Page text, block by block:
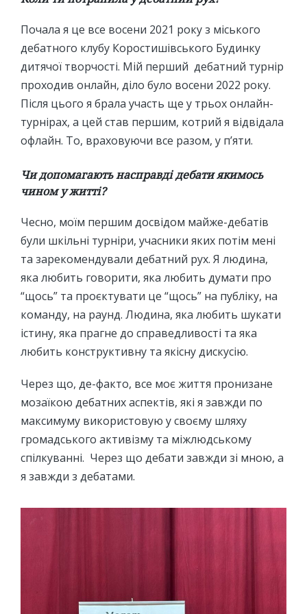
Почала я це все восени 2021 року з міського
дебатного клубу Коростишівського Будинку
дитячої творчості. Мій перший дебатний турнір
проходив онлайн, діло було восени 2022 року.
Після цього я брала участь ще у трьох онлайн-
турнірах, а цей став першим, котрий я відвідала
офлайн. То, враховуючи все разом, у п’яти.
Чи допомагають насправді дебати якимось
чином у житті?
Чесно, моїм першим досвідом майже-дебатів
були шкільні турніри, учасники яких потім мені
та зарекомендували дебатний рух. Я людина,
яка любить говорити, яка любить думати про
“щось” та проєктувати це “щось” на публіку, на
команду, на раунд. Людина, яка любить шукати
істину, яка прагне до справедливості та яка
любить конструктивну та якісну дискусію.
Через що, де-факто, все моє життя пронизане
мозаїкою дебатних аспектів, які я завжди по
максимуму використовую у своєму шляху
громадського активізму та міжлюдському
спілкуванні. Через що дебати завжди зі мною, а
я завжди з дебатами.